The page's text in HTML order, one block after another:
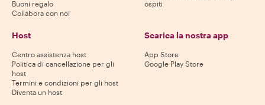
Buoni regalo
Collabora con noi
ospiti
Host
Centro assistenza host
Politica di cancellazione per gli
host
Termini e condizioni per gli host
Diventa un host
Scarica la nostra app
App Store
Google Play Store